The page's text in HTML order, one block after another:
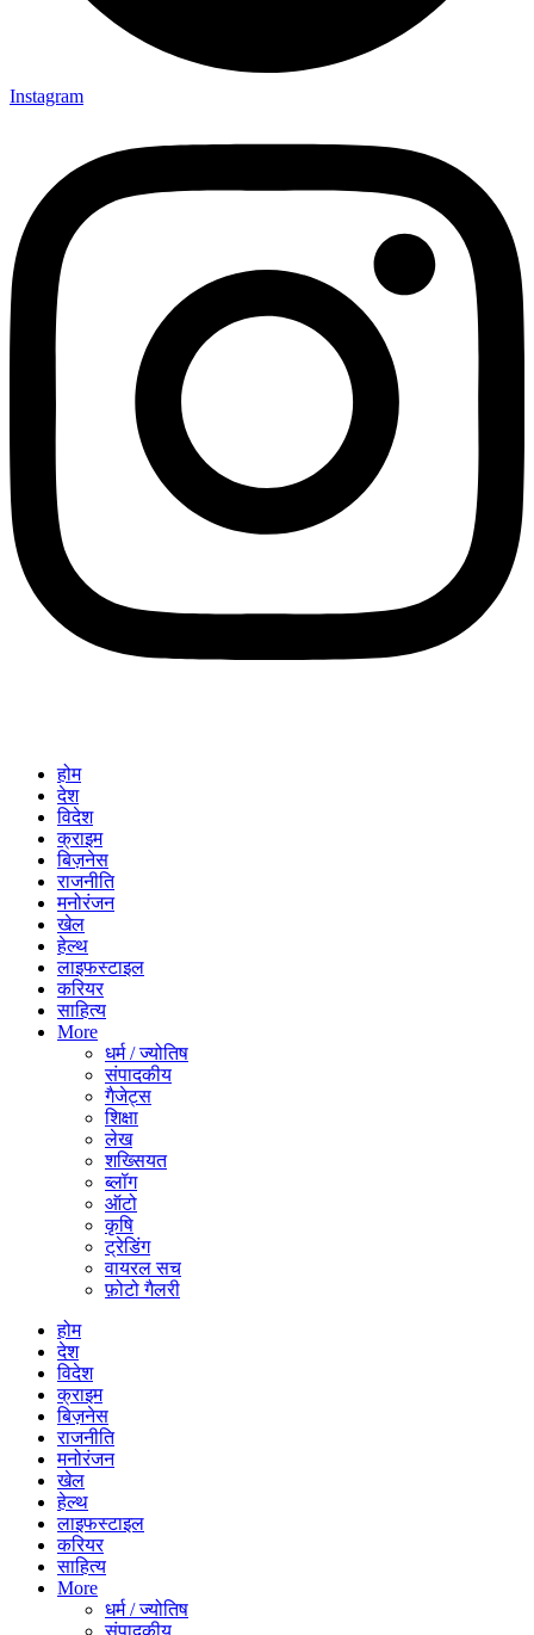
Instagram
होम
देश
विदेश
क्राइम
बिज़नेस
राजनीति
मनोरंजन
खेल
हेल्थ
लाइफस्टाइल
करियर
साहित्य
More
धर्म / ज्योतिष
संपादकीय
गैजेट्स
शिक्षा
लेख
शख्सियत
ब्लॉग
ऑटो
कृषि
ट्रेडिंग
वायरल सच
फ़ोटो गैलरी
होम
देश
विदेश
क्राइम
बिज़नेस
राजनीति
मनोरंजन
खेल
हेल्थ
लाइफस्टाइल
करियर
साहित्य
More
धर्म / ज्योतिष
संपादकीय